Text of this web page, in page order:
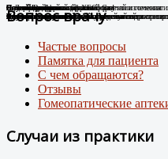
Случай Вай-фай
Человек-антенна. Случай излечения.
Я не могу дышать без телефона!
Случай из практики
Новые препараты цифровой эры
Появились случаи плохого самочувствия при
Лечение цифровой зависимости
про игровую зависимость у детей и подростков
К Дню гомеопатии: факты о развитии
Остеоартроз.
Случай из практики.
Соли Шюсслера
Какими гомеопатическими средствами что
Склероатрофический лихен. Случай излечения
Лечение Крауроза вульвы гомеопатией
Случай диабета
Лечение гомеопатией
Новый штамм ковида ХЕС.
Внимание: пришел новый вирусный штамм
Вопрос врачу
Частые вопросы
Памятка для пациента
С чем обращаются?
Отзывы
Гомеопатические
Случаи из практики